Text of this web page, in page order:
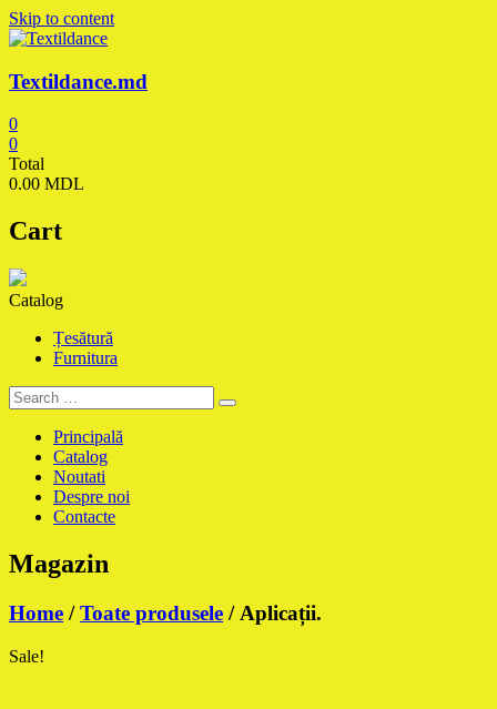
Skip to content
Textildance.md
0
0
Total
0.00 MDL
Cart
Catalog
Țesătură
Furnitura
Principală
Catalog
Noutati
Despre noi
Contacte
Magazin
Home /Toate produsele / Aplicații.
Sale!